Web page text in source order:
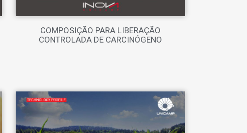
COMPOSIÇÃO PARA LIBERAÇÃO
CONTROLADA DE CARCINÓGENO